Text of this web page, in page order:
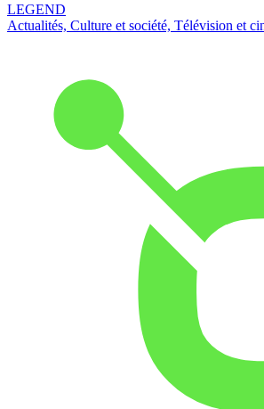
LEGEND
Actualités, Culture et société, Télévision et